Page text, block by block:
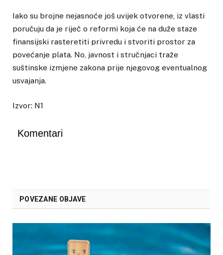
Iako su brojne nejasnoće još uvijek otvorene, iz vlasti
poručuju da je riječ o reformi koja će na duže staze
finansijski rasteretiti privredu i stvoriti prostor za
povećanje plata. No, javnost i stručnjaci traže
suštinske izmjene zakona prije njegovog eventualnog
usvajanja.
Izvor: N1
Komentari
POVEZANE OBJAVE